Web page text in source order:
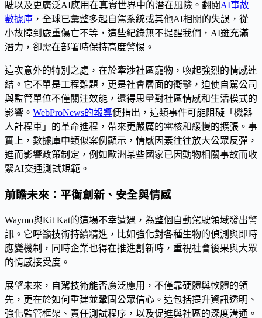
駛以及更廣泛AI應用在真實世界中的潛在風險。翻閱AI事故
數據庫 ，全球已彙整多起自駕系統或其他AI相關的失誤，從
小故障到嚴重傷亡不等，這些紀錄無不提醒我們，AI雖充滿
潛力，卻需在部署時保持高度警惕。
這次意外的特別之處，在於牽涉社區寵物，喚起強烈的情感連
結。它不單是工程難題，更是社會層面的衝擊，迫使自駕公司
與監管單位不僅關注效能，還得思量對社區情感和生活模式的
影響。 WebProNews的報導便指出，這類事件可能阻礙「機器
人計程車」的革命進程，帶來更嚴厲的審核和緩慢的擴張。事
實上，數據庫中類似案例顯示，情感因素往往放大公眾反彈，
進而影響政策制定，例如歐洲某些國家已因動物相關事故而收
緊AI交通測試規範。
前瞻未來：平衡創新、安全與情感
Waymo與Kit Kat的這場不幸遭遇，為整個自動駕駛領域發出警
訊。它呼籲技術持續精進，比如強化對各種生物的偵測與即時
應變機制，同時企業也得在推進創新時，重視社會後果與大眾
的情感接受度。
展望未來，自駕技術能否廣泛應用，不僅靠硬體與軟體的領
先，更在於如何重建並鞏固公眾信心。這包括提升資訊透明、
強化監管框架、責任測試程序，以及促進與社區的深度溝通。